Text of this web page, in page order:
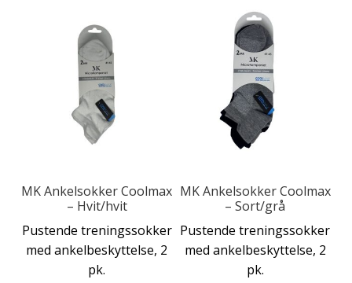
MK Ankelsokker Coolmax
– Hvit/hvit
Pustende treningssokker
med ankelbeskyttelse, 2
pk.
produktet
har
flere
varianter.
Alternativene
kan
produktsiden MK Ankelsokker Coolmax
– Sort/grå
Pustende treningssokker
med ankelbeskyttelse, 2
pk.
Dette
produktet
har
flere
varianter.
Alternativene
kan
produktsiden